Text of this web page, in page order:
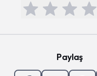
Paylaş